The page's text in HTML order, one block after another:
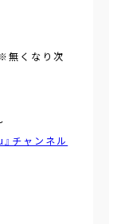
無くなり次
チャンネル